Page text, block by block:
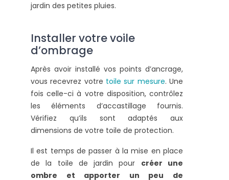
jardin des petites pluies.
Installer votre voile
d’ombrage
Après avoir installé vos points d’ancrage,
vous recevrez votre toile sur mesure. Une
fois celle-ci à votre disposition, contrôlez
les éléments d’accastillage fournis.
Vérifiez qu’ils sont adaptés aux
dimensions de votre toile de protection.
Il est temps de passer à la mise en place
de la toile de jardin pour créer une
ombre et apporter un peu de